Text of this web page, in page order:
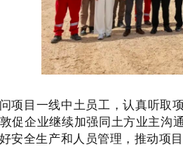
项目一线中土员工，认真听取
促企业继续加强同土方业主沟
安全生产和人员管理，推动项